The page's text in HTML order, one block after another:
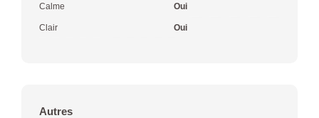
Calme Oui
Clair Oui
Autres